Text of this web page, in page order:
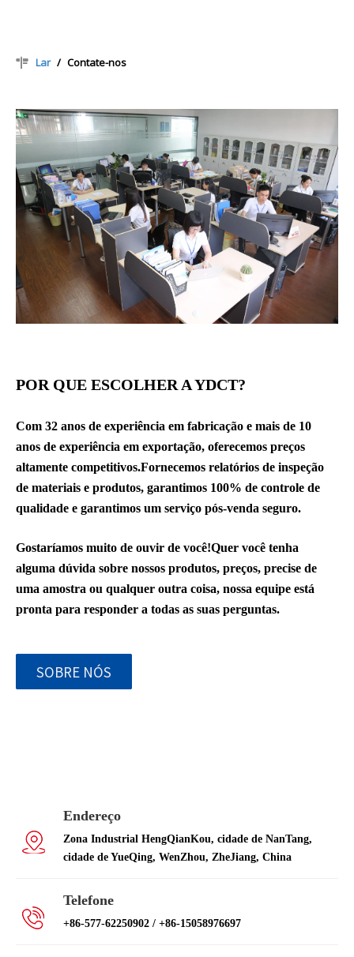
Lar / Contate-nos
POR QUE ESCOLHER A YDCT?
Com 32 anos de experiência em fabricação e mais de 10
anos de experiência em exportação, oferecemos preços
altamente competitivos.Fornecemos relatórios de inspeção
de materiais e produtos, garantimos 100% de controle de
qualidade e garantimos um serviço pós-venda seguro.
Gostaríamos muito de ouvir de você!Quer você tenha
alguma dúvida sobre nossos produtos, preços, precise de
uma amostra ou qualquer outra coisa, nossa equipe está
pronta para responder a todas as suas perguntas.
SOBRE NÓS
Endereço
Zona Industrial HengQianKou, cidade de NanTang,
cidade de YueQing, WenZhou, ZheJiang, China
Telefone
+86-577-62250902 / +86-15058976697